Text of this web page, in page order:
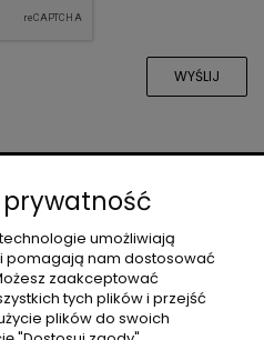
WYŚLIJ
umożliwiają
pomagają nam dostosować
zaakceptować
tych plików i przejść
plików do swoich